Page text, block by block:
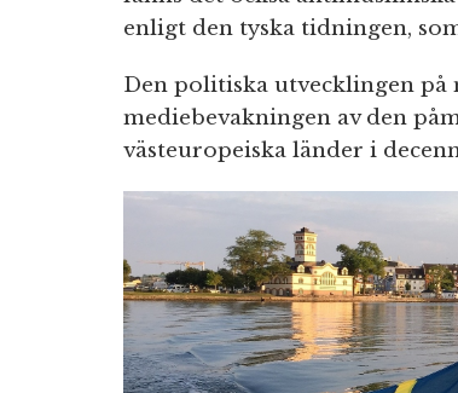
enligt den tyska tidningen,
Den politiska utvecklingen
mediebevakningen av den
västeuropeiska länder i